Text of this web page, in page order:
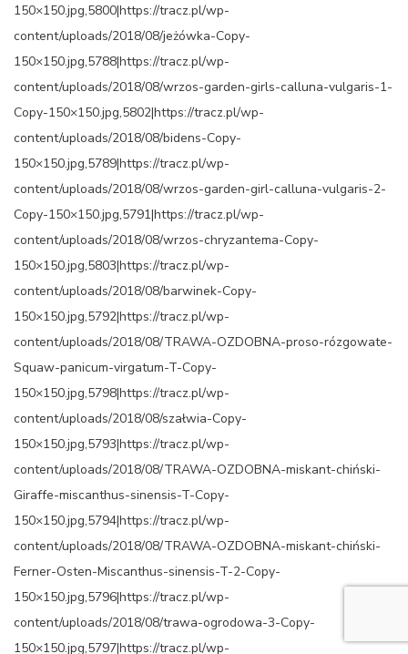
150×150.jpg,5800|https://tracz.pl/wp-
content/uploads/2018/08/jeżówka-Copy-
150×150.jpg,5788|https://tracz.pl/wp-
content/uploads/2018/08/wrzos-garden-girls-calluna-vulgaris-1-
Copy-150×150.jpg,5802|https://tracz.pl/wp-
content/uploads/2018/08/bidens-Copy-
150×150.jpg,5789|https://tracz.pl/wp-
content/uploads/2018/08/wrzos-garden-girl-calluna-vulgaris-2-
Copy-150×150.jpg,5791|https://tracz.pl/wp-
content/uploads/2018/08/wrzos-chryzantema-Copy-
150×150.jpg,5803|https://tracz.pl/wp-
content/uploads/2018/08/barwinek-Copy-
150×150.jpg,5792|https://tracz.pl/wp-
content/uploads/2018/08/TRAWA-OZDOBNA-proso-rózgowate-
Squaw-panicum-virgatum-T-Copy-
150×150.jpg,5798|https://tracz.pl/wp-
content/uploads/2018/08/szałwia-Copy-
150×150.jpg,5793|https://tracz.pl/wp-
content/uploads/2018/08/TRAWA-OZDOBNA-miskant-chiński-
Giraffe-miscanthus-sinensis-T-Copy-
150×150.jpg,5794|https://tracz.pl/wp-
content/uploads/2018/08/TRAWA-OZDOBNA-miskant-chiński-
Ferner-Osten-Miscanthus-sinensis-T-2-Copy-
150×150.jpg,5796|https://tracz.pl/wp-
content/uploads/2018/08/trawa-ogrodowa-3-Copy-
150×150.jpg,5797|https://tracz.pl/wp-